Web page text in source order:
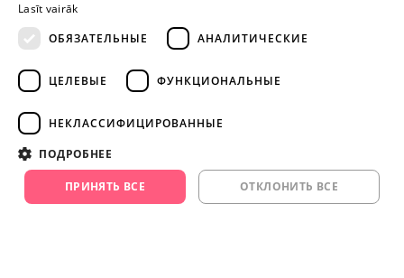
Внимание! Yesyes.lv содержит откровенную сексуальную
информацию и изо.
Lasīt vairāk
ОБЯЗАТЕЛЬНЫЕ
АНАЛИТИЧЕСКИЕ
ЦЕЛЕВЫЕ ФУНКЦИОНАЛЬНЫЕ
НЕКЛАССИФИЦИРОВАННЫЕ
ПОДРОБНЕЕ
ПРИНЯТЬ ВСЕ ОТКЛОНИТЬ ВСЕ